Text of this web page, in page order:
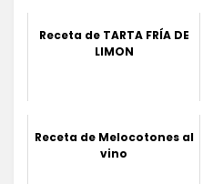
Receta de TARTA FRÍA DE
LIMON
Receta de Melocotones al
vino